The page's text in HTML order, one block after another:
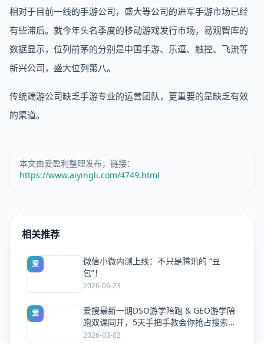
相对于目前一线的手游公司，盛大等公司的进军手游市场已经
有些滞后。就今年头名季度的移动游戏发行市场，易观智库的
数据显示，位列前茅的分别是中国手游、乐逗、触控、飞流等
新兴公司，盛大位列第八。
传统端游公司缺乏手游专业的运营团队，更重要的是缺乏有效
的渠道。
本文由爱盈利整理发布，链接：
https://www.aiyingli.com/4749.html
相关推荐
爱
微信小微内测上线：不只是腾讯的 “豆
包”！
2026-06-23
爱
爱搜最新一期DSO游学陪跑 & GEO游学陪
跑双课同开，5天手把手教会你抢占搜索流
量
2026-03-02